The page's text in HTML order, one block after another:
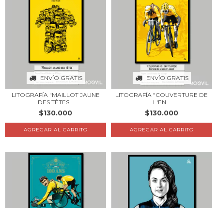
ENVÍO GRATIS
LITOGRAFÍA "MAILLOT JAUNE
DES TÊTES...
$130.000
AGREGAR AL CARRITO
ENVÍO GRATIS
LITOGRAFÍA "COUVERTURE DE
L'EN...
$130.000
AGREGAR AL CARRITO